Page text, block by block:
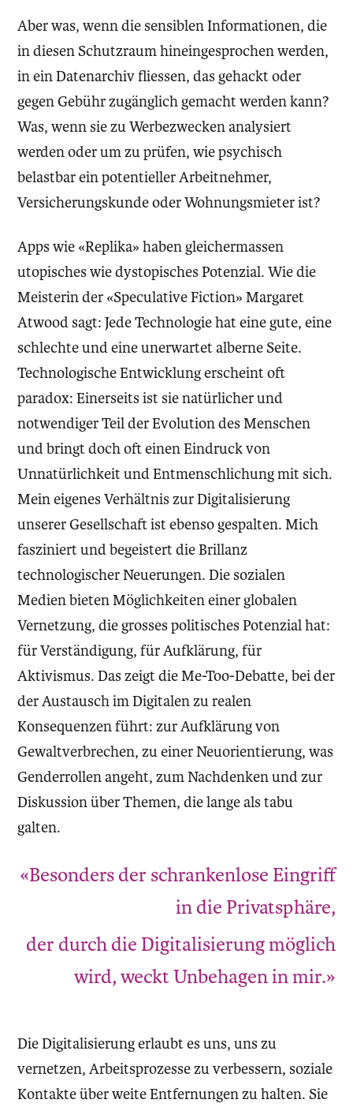
Aber was, wenn die sensiblen Informationen, die
in diesen Schutzraum hineingesprochen werden,
in ein Datenarchiv fliessen, das gehackt oder
gegen Gebühr zugänglich gemacht werden kann?
Was, wenn sie zu Werbezwecken analysiert
werden oder um zu prüfen, wie psychisch
belastbar ein potentieller Arbeitnehmer,
Versicherungskunde oder Wohnungsmieter ist?
Apps wie «Replika» haben gleichermassen
utopisches wie dystopisches Potenzial. Wie die
Meisterin der «Speculative Fiction» Margaret
Atwood sagt: Jede Technologie hat eine gute, eine
schlechte und eine unerwartet alberne Seite.
Technologische Entwicklung erscheint oft
paradox: Einerseits ist sie natürlicher und
notwendiger Teil der Evolution des Menschen
und bringt doch oft einen Eindruck von
Unnatürlichkeit und Entmenschlichung mit sich.
Mein eigenes Verhältnis zur Digitalisierung
unserer Gesellschaft ist ebenso gespalten. Mich
fasziniert und begeistert die Brillanz
technologischer Neuerungen. Die sozialen
Medien bieten Möglichkeiten einer globalen
Vernetzung, die grosses politisches Potenzial hat:
für Verständigung, für Aufklärung, für
Aktivismus. Das zeigt die Me-Too-Debatte, bei der
der Austausch im Digitalen zu realen
Konsequenzen führt: zur Aufklärung von
Gewaltverbrechen, zu einer Neuorientierung, was
Genderrollen angeht, zum Nachdenken und zur
Diskussion über Themen, die lange als tabu
galten.
«Besonders der schrankenlose Eingriff
in die Privatsphäre,
der durch die Digitalisierung möglich
wird, weckt Unbehagen in mir.»
Die Digitalisierung erlaubt es uns, uns zu
vernetzen, Arbeitsprozesse zu verbessern, soziale
Kontakte über weite Entfernungen zu halten. Sie